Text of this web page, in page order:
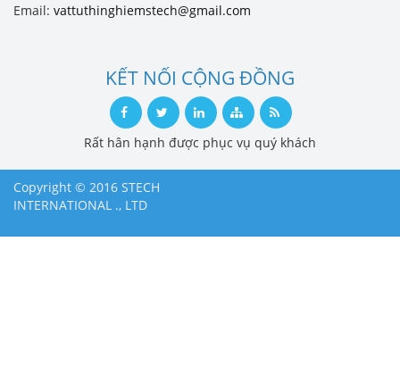
Email: vattuthinghiemstech@gmail.com
KẾT NỐI CỘNG ĐỒNG
Rất hân hạnh được phục vụ quý khách
Copyright © 2016 STECH
INTERNATIONAL ., LTD